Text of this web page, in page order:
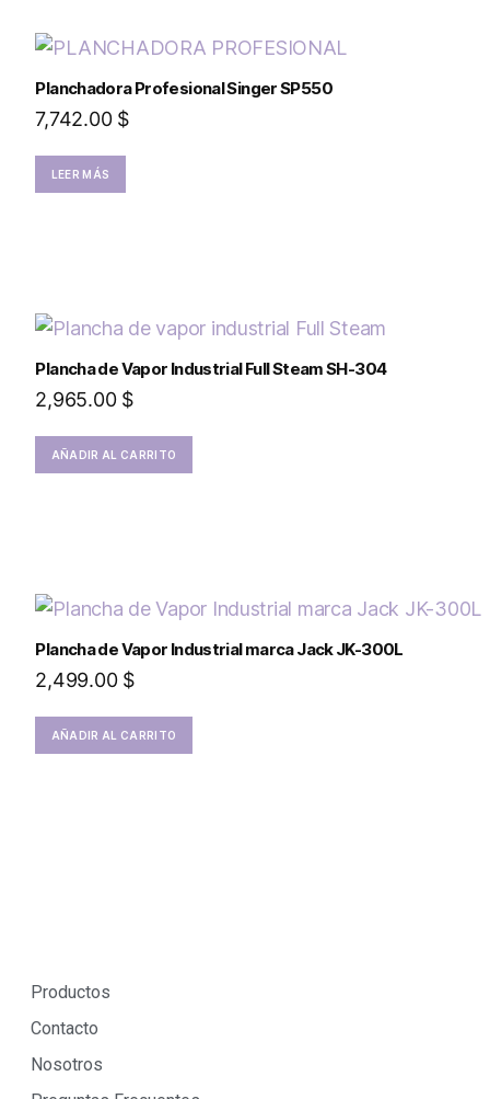
Planchadora Profesional Singer SP550
7,742.00 $
LEER MÁS
Plancha de Vapor Industrial Full Steam SH-304
2,965.00 $
AÑADIR AL CARRITO
Plancha de Vapor Industrial marca Jack JK-300L
2,499.00 $
AÑADIR AL CARRITO
Productos
Contacto
Nosotros